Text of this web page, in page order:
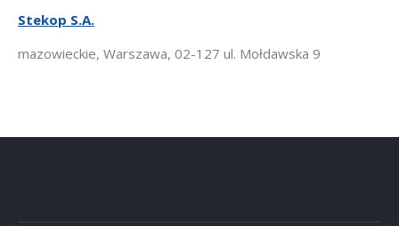
Stekop S.A.
mazowieckie, Warszawa, 02-127 ul. Mołdawska 9